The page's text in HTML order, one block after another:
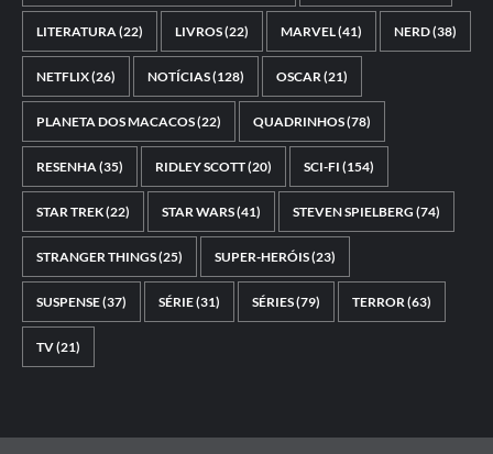
LITERATURA(22) LIVROS(22) MARVEL(41) NERD(38)
NETFLIX(26) NOTÍCIAS(128) OSCAR(21)
PLANETA DOS MACACOS(22) QUADRINHOS(78)
RESENHA(35) RIDLEY SCOTT(20) SCI-FI (154)
STAR TREK(22) STAR WARS(41) STEVEN SPIELBERG (74)
STRANGER THINGS(25) SUPER-HERÓIS(23)
SUSPENSE(37) SÉRIE(31) SÉRIES(79) TERROR(63)
TV(21)